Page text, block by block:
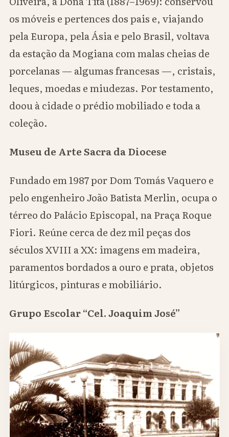
os móveis e pertences dos pais e, viajando
pela Europa, pela Ásia e pelo Brasil, voltava
da estação da Mogiana com malas cheias de
porcelanas — algumas francesas —, cristais,
leques, moedas e miudezas. Por testamento,
doou à cidade o prédio mobiliado e toda a
coleção.
Museu de Arte Sacra da Diocese
Fundado em 1987 por Dom Tomás Vaquero e
pelo engenheiro João Batista Merlin, ocupa o
térreo do Palácio Episcopal, na Praça Roque
Fiori. Reúne cerca de dez mil peças dos
séculos XVIII a XX: imagens em madeira,
paramentos bordados a ouro e prata, objetos
litúrgicos, pinturas e mobiliário.
Grupo Escolar “Cel. Joaquim José”